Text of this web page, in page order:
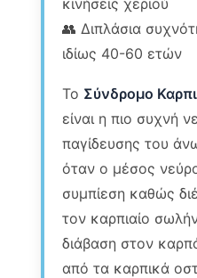
κινήσεις χεριού
👥 Διπλάσια
ιδίως 40-60 ετών
Το Σύνδρομο
είναι η πιο συχνή
παγίδευσης του
όταν ο μέσος
συμπίεση καθώς
τον καρπιαίο
διάβαση στον
από τα καρπικά